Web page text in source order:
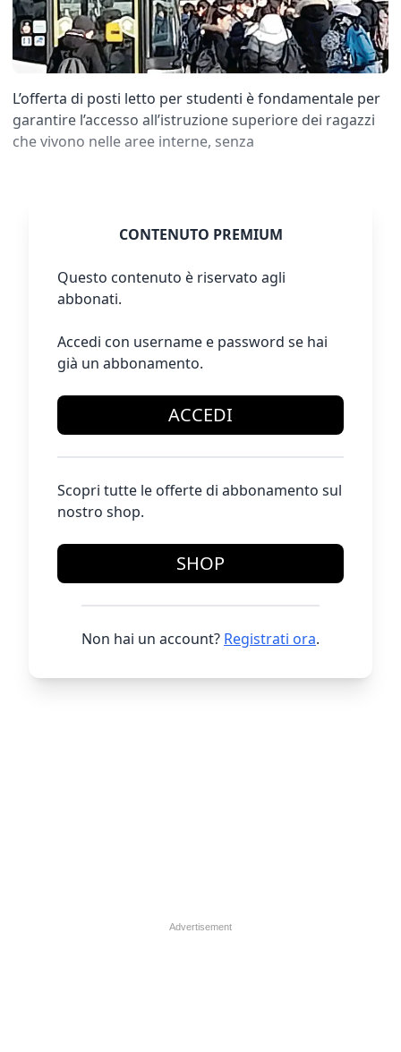
L’offerta di posti letto per studenti è fondamentale per
garantire l’accesso all’istruzione superiore dei ragazzi
che vivono nelle aree interne, senza
CONTENUTO PREMIUM
Questo contenuto è riservato agli
abbonati.
Accedi con username e password se hai
già un abbonamento.
ACCEDI
Scopri tutte le offerte di abbonamento sul
nostro shop.
SHOP
Non hai un account? Registrati ora.